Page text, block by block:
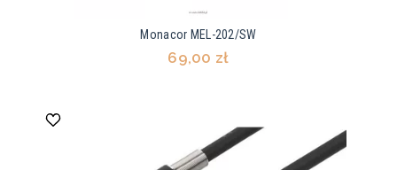
Monacor MEL-202/SW
69,00 zł